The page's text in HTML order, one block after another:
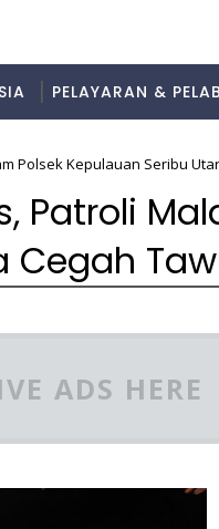
PELAYARAN &
Polsek Kepulauan Seribu
Patroli
Cegah
ADS HERE